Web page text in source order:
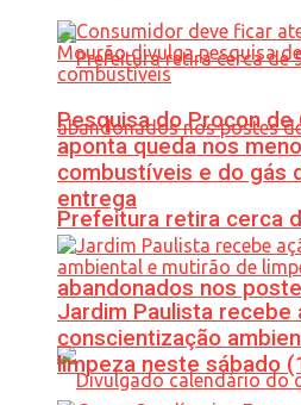
Prefeitura retira cerca
abandonados nos
Pesquisa do Procon de
aponta queda nos
combustíveis e do gás
entrega
Jardim Paulista recebe
conscientização
limpeza neste sábado